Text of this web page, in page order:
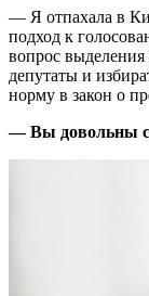
— Я отпахала в
подход к
вопрос выделения
депутаты и
норму в закон о
— Вы довольны